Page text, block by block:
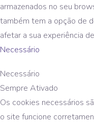
armazenados no seu
também tem a opção de
afetar a sua experiência
Necessário
Necessário
Sempre Ativado
Os cookies necessários
o site funcione